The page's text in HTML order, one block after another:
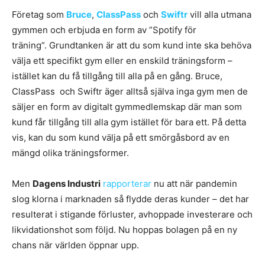
Företag som Bruce, ClassPass och Swiftr vill alla utmana
gymmen och erbjuda en form av ”Spotify för
träning”. Grundtanken är att du som kund inte ska behöva
välja ett specifikt gym eller en enskild träningsform –
istället kan du få tillgång till alla på en gång. Bruce,
ClassPass och Swiftr äger alltså själva inga gym men de
säljer en form av digitalt gymmedlemskap där man som
kund får tillgång till alla gym istället för bara ett. På detta
vis, kan du som kund välja på ett smörgåsbord av en
mängd olika träningsformer.
Men Dagens Industri rapporterar nu att när pandemin
slog klorna i marknaden så flydde deras kunder – det har
resulterat i stigande förluster, avhoppade investerare och
likvidationshot som följd. Nu hoppas bolagen på en ny
chans när världen öppnar upp.